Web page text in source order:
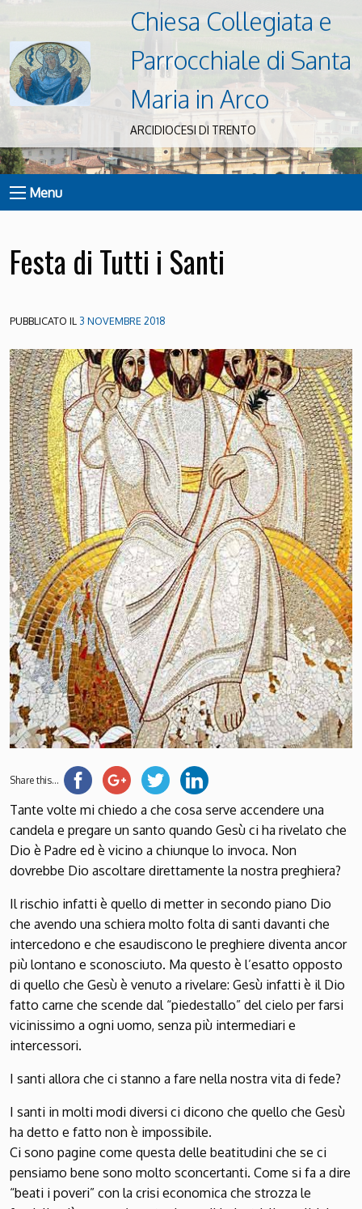
Chiesa Collegiata e
Parrocchiale di Santa
Maria in Arco
ARCIDIOCESI DI TRENTO
Menu
Festa di Tutti i Santi
PUBBLICATO IL 3 NOVEMBRE 2018
Share this...
Tante volte mi chiedo a che cosa serve accendere una
candela e pregare un santo quando Gesù ci ha rivelato che
Dio è Padre ed è vicino a chiunque lo invoca. Non
dovrebbe Dio ascoltare direttamente la nostra preghiera?
Il rischio infatti è quello di metter in secondo piano Dio
che avendo una schiera molto folta di santi davanti che
intercedono e che esaudiscono le preghiere diventa ancor
più lontano e sconosciuto. Ma questo è l’esatto opposto
di quello che Gesù è venuto a rivelare: Gesù infatti è il Dio
fatto carne che scende dal “piedestallo” del cielo per farsi
vicinissimo a ogni uomo, senza più intermediari e
intercessori.
I santi allora che ci stanno a fare nella nostra vita di fede?
I santi in molti modi diversi ci dicono che quello che Gesù
ha detto e fatto non è impossibile.
Ci sono pagine come questa delle beatitudini che se ci
pensiamo bene sono molto sconcertanti. Come si fa a dire
“beati i poveri” con la crisi economica che strozza le